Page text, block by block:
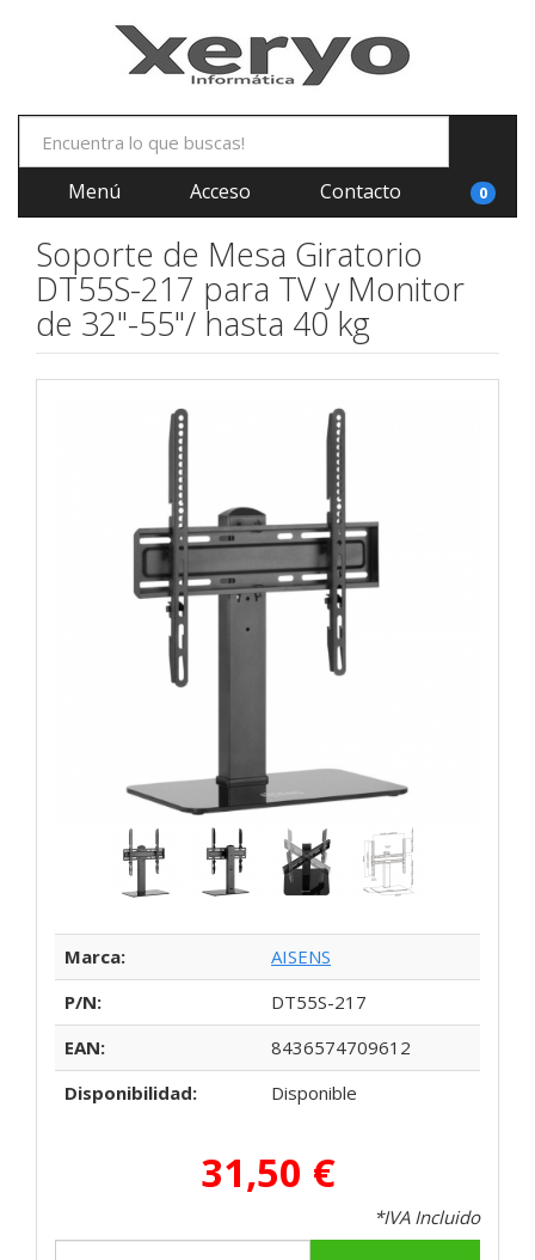
Menú Acceso Contacto 0
Soporte de Mesa Giratorio
DT55S-217 para TV y Monitor
de 32"-55"/ hasta 40 kg
Marca:
AISENS
P/N:
DT55S-217
EAN:
8436574709612
Disponibilidad:
Disponible
31,50 €
*IVA Incluido